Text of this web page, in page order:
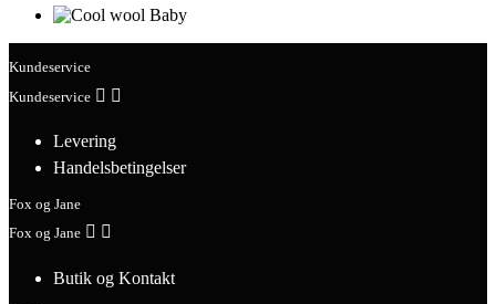
Kundeservice
Kundeservice  
Levering
Handelsbetingelser
Fox og Jane
Fox og Jane  
Butik og Kontakt